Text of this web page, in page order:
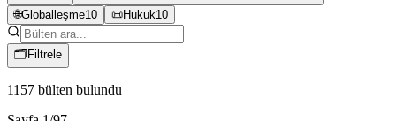
🌐Globalleşme10 📜Hukuk10
🗂 Filtrele
1157 bülten bulundu